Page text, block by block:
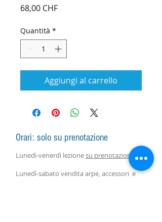
68,00 CHFPrezzo
Quantità *
Aggiungi al carrello
Orari: solo su prenotazione
Lunedì-venerdì lezionesu prenotazione
Lunedì-sabato vendita arpe, accessori e